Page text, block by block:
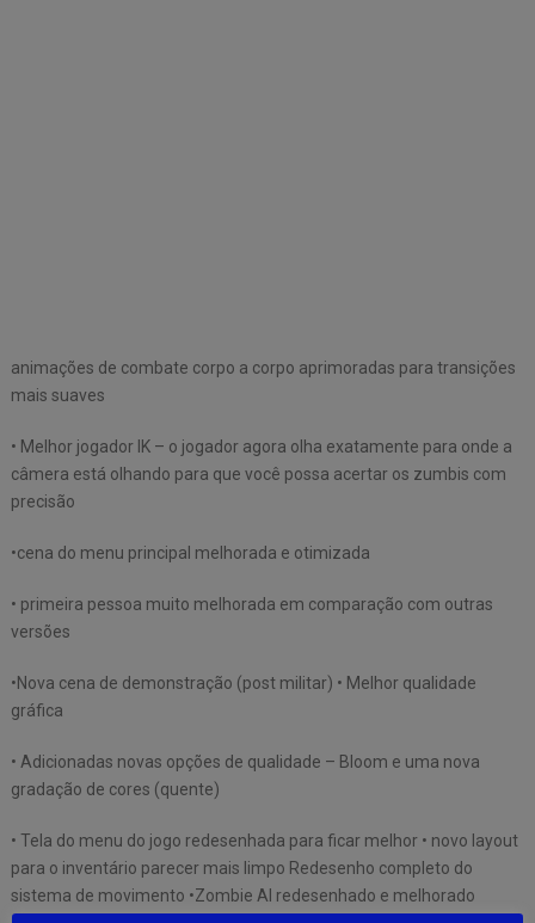
animações de combate corpo a corpo aprimoradas para transições
mais suaves
• Melhor jogador IK – o jogador agora olha exatamente para onde a
câmera está olhando para que você possa acertar os zumbis com
precisão
•cena do menu principal melhorada e otimizada
• primeira pessoa muito melhorada em comparação com outras
versões
•Nova cena de demonstração (post militar) • Melhor qualidade
gráfica
• Adicionadas novas opções de qualidade – Bloom e uma nova
gradação de cores (quente)
• Tela do menu do jogo redesenhada para ficar melhor • novo layout
para o inventário parecer mais limpo Redesenho completo do
sistema de movimento •Zombie AI redesenhado e melhorado